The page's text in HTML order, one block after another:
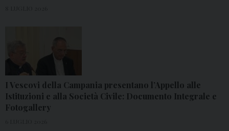
I Vescovi della Campania presentano l’Appello alle
Istituzioni e alla Società Civile: Documento Integrale e
Fotogallery